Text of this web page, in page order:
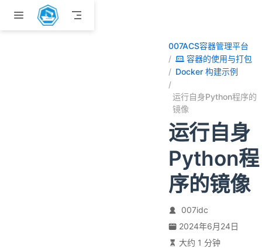
跳至主要內容
007ACS容器管理平台
容器的使用与打包
Docker 构建示例
运行自身Python程序的
镜像
运行自身
Python程
序的镜像
007idc
2024年6月24日
大约 1 分钟